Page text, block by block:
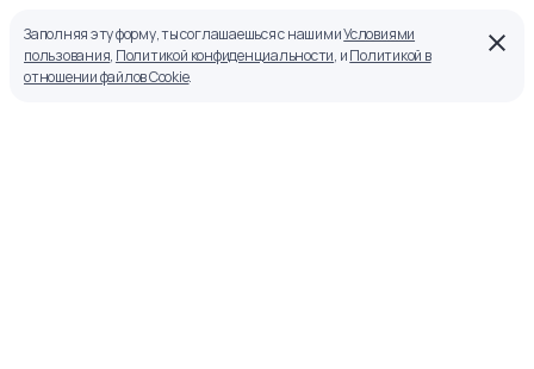
Заполняя эту форму, ты соглашаешься с нашимиУсловиями
пользования, Политикой конфиденциальности, иПолитикой в
отношении файлов Cookie.